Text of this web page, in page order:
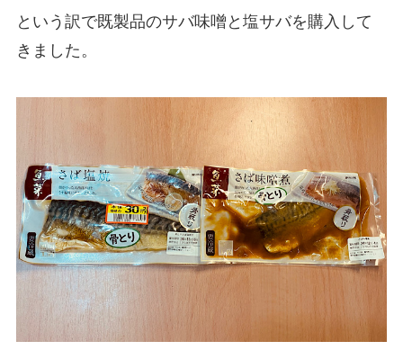
という訳で既製品のサバ味噌と塩サバを購入して
きました。